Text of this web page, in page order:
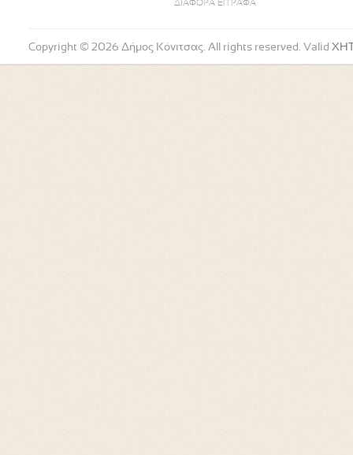
ΔΙΑΦΟΡΑ ΕΓΓΡΑΦΑ
Copyright © 2026 Δήμος Κόνιτσας. All rights reserved. Valid